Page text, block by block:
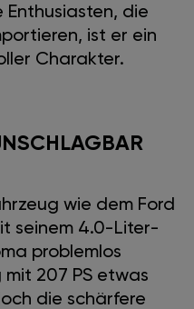
Enthusiasten, die
ist er ein
Charakter.
wie dem Ford
seinem 4.0-Liter-
problemlos
207 PS etwas
die schärfere